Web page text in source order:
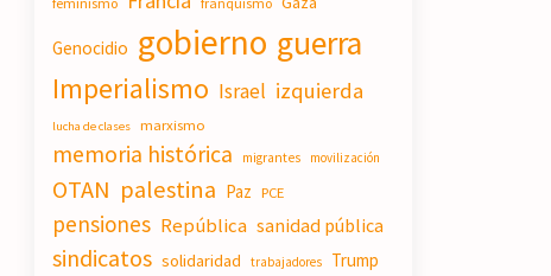
19/07/2026
Actos en Valencia y Alicante contra
la represión del activismo por
Palestina.
16/07/2026
El fuego no tiene la culpa en Los
Gallardos (Almería)
Genocidio gobierno guerra
Imperialismo Israel izquierda
lucha de clases marxismo
memoria histórica migrantes movilización
OTAN palestina Paz PCE
pensiones República sanidad pública
sindicatos solidaridad trabajadores Trump